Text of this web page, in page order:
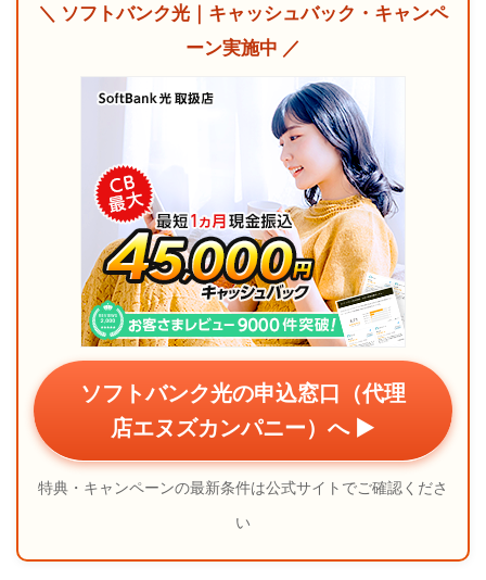
＼ ソフトバンク光｜キャッシュバック・キャンペ
ーン実施中 ／
ソフトバンク光の申込窓口（代理
店エヌズカンパニー）へ ▶
特典・キャンペーンの最新条件は公式サイトでご確認くださ
い